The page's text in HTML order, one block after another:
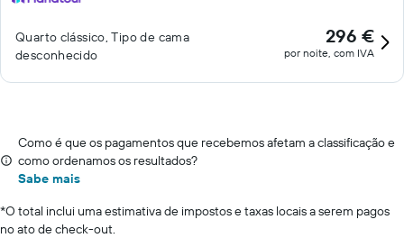
Quarto clássico, Tipo de cama
desconhecido
296 €
por noite, com IVA
Como é que os pagamentos que recebemos afetam a classificação e
como ordenamos os resultados?
Sabe mais
*O total inclui uma estimativa de impostos e taxas locais a serem pagos
no ato de check-out.